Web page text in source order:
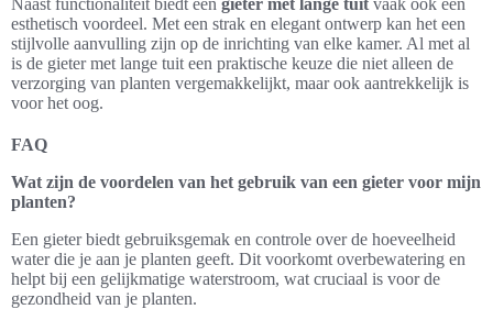
Naast functionaliteit biedt een gieter met lange tuit vaak ook een
esthetisch voordeel. Met een strak en elegant ontwerp kan het een
stijlvolle aanvulling zijn op de inrichting van elke kamer. Al met al
is de gieter met lange tuit een praktische keuze die niet alleen de
verzorging van planten vergemakkelijkt, maar ook aantrekkelijk is
voor het oog.
FAQ
Wat zijn de voordelen van het gebruik van een gieter voor mijn
planten?
Een gieter biedt gebruiksgemak en controle over de hoeveelheid
water die je aan je planten geeft. Dit voorkomt overbewatering en
helpt bij een gelijkmatige waterstroom, wat cruciaal is voor de
gezondheid van je planten.